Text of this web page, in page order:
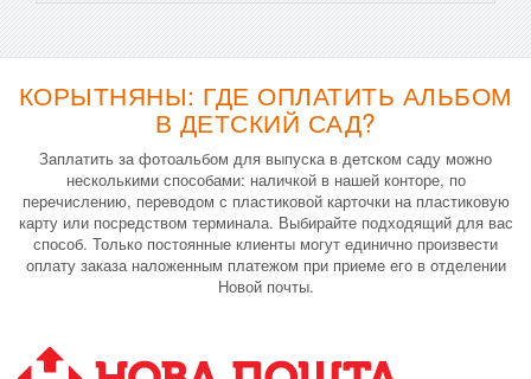
КОРЫТНЯНЫ: ГДЕ ОПЛАТИТЬ АЛЬБОМ
В ДЕТСКИЙ САД?
Заплатить за фотоальбом для выпуска в детском саду можно
несколькими способами: наличкой в нашей конторе, по
перечислению, переводом с пластиковой карточки на пластиковую
карту или посредством терминала. Выбирайте подходящий для вас
способ. Только постоянные клиенты могут единично произвести
оплату заказа наложенным платежом при приеме его в отделении
Новой почты.